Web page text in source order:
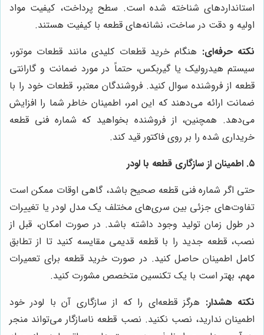
استانداردهای شناخته شده است. سطح پرداخت، کیفیت مواد
اولیه و دقت در ساخت، نشانه‌های قطعه با کیفیت هستند.
نکته حرفه‌ای: هنگام خرید قطعات کلیدی مانند قطعات موتور،
سیستم هیدرولیک یا گیربکس، حتماً در مورد ضمانت و گارانتی
قطعه از فروشنده سوال کنید. فروشندگان معتبر، قطعات خود را با
ضمانت ارائه می‌دهند که این امر، اطمینان خاطر شما را افزایش
می‌دهد. همچنین، از فروشنده بخواهید که شماره فنی قطعه
خریداری شده را بر روی فاکتور قید کند.
۵. اطمینان از سازگاری قطعه با لودر
حتی اگر شماره فنی قطعه صحیح باشد، گاهی اوقات ممکن است
تفاوت‌های جزئی بین سری‌های مختلف یک مدل لودر یا تغییرات
در طول زمان تولید وجود داشته باشد. در صورت امکان، قبل از
نصب، قطعه جدید را با قطعه قدیمی مقایسه کنید تا از تطابق
کامل اطمینان حاصل کنید. در صورت خرید قطعه برای تعمیرات
مهم، بهتر است با یک تکنسین متخصص مشورت کنید.
نکته هشدار: هرگز قطعه‌ای را که از سازگاری آن با لودر خود
اطمینان ندارید، نصب نکنید. نصب قطعه ناسازگار می‌تواند منجر